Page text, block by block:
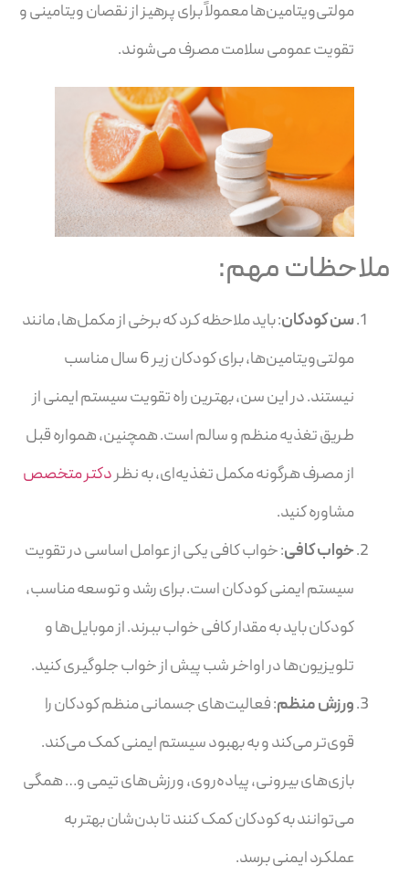
مولتی‌ویتامین‌ها معمولاً برای پرهیز از نقصان ویتامینی و
تقویت عمومی سلامت مصرف می‌شوند.
ملاحظات مهم:
سن کودکان: باید ملاحظه کرد که برخی از مکمل‌ها، مانند
مولتی‌ویتامین‌ها، برای کودکان زیر 6 سال مناسب
نیستند. در این سن، بهترین راه تقویت سیستم ایمنی از
طریق تغذیه منظم و سالم است. همچنین، همواره قبل
از مصرف هرگونه مکمل تغذیه‌ای، به نظردکتر متخصص
مشاوره کنید.
خواب کافی: خواب کافی یکی از عوامل اساسی در تقویت
سیستم ایمنی کودکان است. برای رشد و توسعه مناسب،
کودکان باید به مقدار کافی خواب ببرند. از موبایل‌ها و
تلویزیون‌ها در اواخر شب پیش از خواب جلوگیری کنید.
ورزش منظم: فعالیت‌های جسمانی منظم کودکان را
قوی‌تر می‌کند و به بهبود سیستم ایمنی کمک می‌کند.
بازی‌های بیرونی، پیاده‌روی، ورزش‌های تیمی و… همگی
می‌توانند به کودکان کمک کنند تا بدن‌شان بهتر به
عملکرد ایمنی برسد.